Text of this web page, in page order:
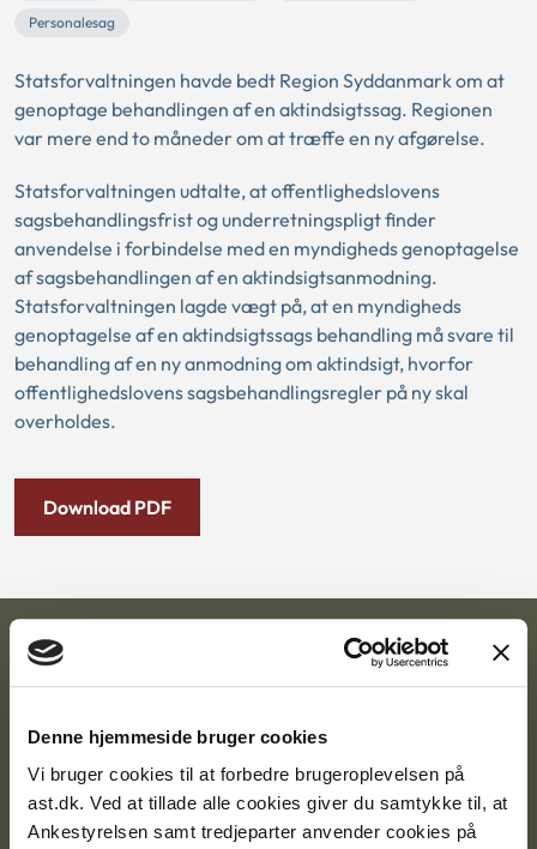
Denne hjemmeside bruger cookies
Vi bruger cookies til at forbedre brugeroplevelsen på
ast.dk. Ved at tillade alle cookies giver du samtykke til, at
Ankestyrelsen samt tredjeparter anvender cookies på
Personalesag
Statsforvaltningen havde bedt Region Syddanmark om at
genoptage behandlingen af en aktindsigtssag. Regionen
var mere end to måneder om at træffe en ny afgørelse.
Statsforvaltningen udtalte, at offentlighedslovens
sagsbehandlingsfrist og underretningspligt finder
anvendelse i forbindelse med en myndigheds genoptagelse
af sagsbehandlingen af en aktindsigtsanmodning.
Statsforvaltningen lagde vægt på, at en myndigheds
genoptagelse af en aktindsigtssags behandling må svare til
behandling af en ny anmodning om aktindsigt, hvorfor
offentlighedslovens sagsbehandlingsregler på ny skal
overholdes.
Download PDF
Ankestyrelsen
Nytorv 7, 2. sal
9000 Aalborg